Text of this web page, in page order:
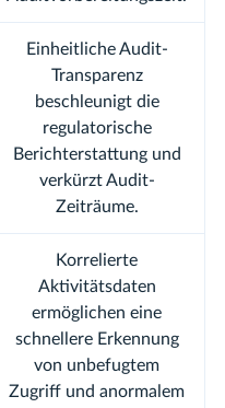
Einheitliche Audit-
Transparenz
beschleunigt die
regulatorische
Berichterstattung und
verkürzt Audit-
Zeiträume.
Korrelierte
Aktivitätsdaten
ermöglichen eine
schnellere Erkennung
von unbefugtem
Zugriff und anormalem